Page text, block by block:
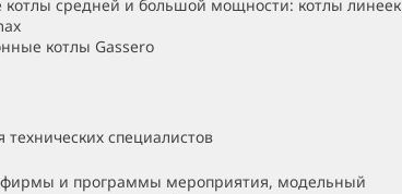
котлы средней и большой мощности: котлы линеек
котлы Gassero
технических специалистов
фирмы и программы мероприятия, модельный